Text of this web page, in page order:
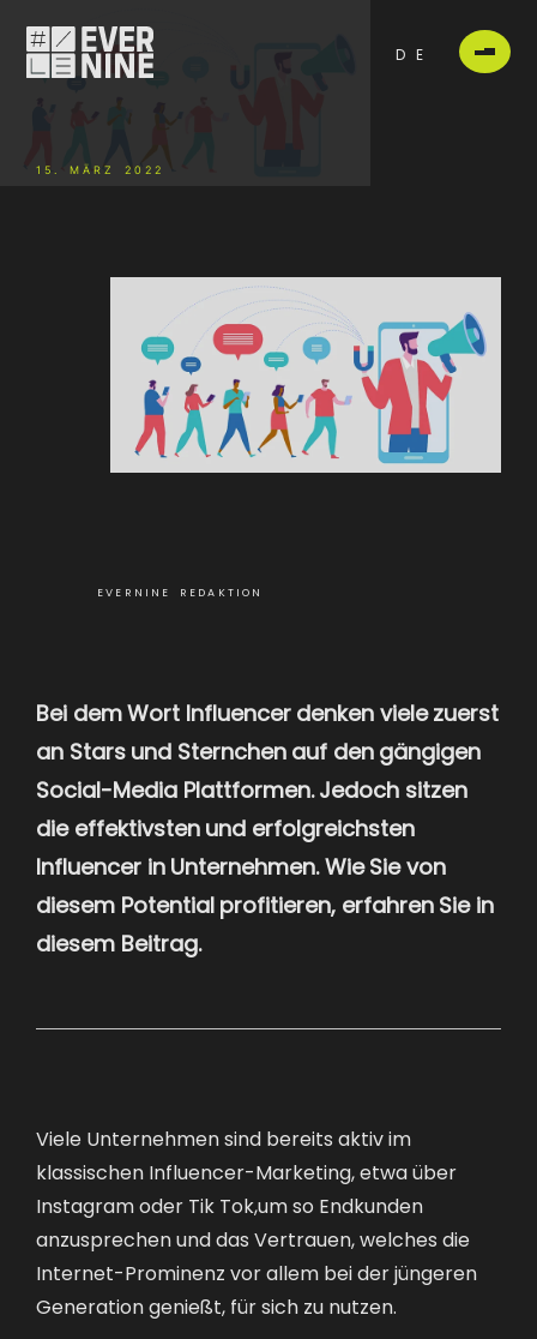
DE
15. MÄRZ 2022
EVERNINE REDAKTION
Bei dem Wort Influencer denken viele zuerst
an Stars und Sternchen auf den gängigen
Social-Media Plattformen. Jedoch sitzen
die effektivsten und erfolgreichsten
Influencer in Unternehmen. Wie Sie von
diesem Potential profitieren, erfahren Sie in
diesem Beitrag.
Viele Unternehmen sind bereits aktiv im
klassischen Influencer-Marketing, etwa über
Instagram oder Tik Tok,um so Endkunden
anzusprechen und das Vertrauen, welches die
Internet-Prominenz vor allem bei der jüngeren
Generation genießt, für sich zu nutzen.